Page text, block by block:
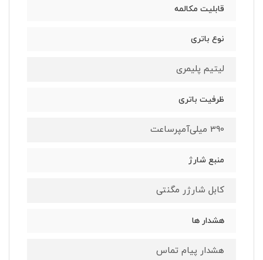
قابلیت مکالمه
نوع باتری
لیتیم پلیمری
ظرفیت باتری
390 میلی‌آمپرساعت
منبع شارژ
کابل شارژر مگنتی
هشدار ها
هشدار پیام تماس